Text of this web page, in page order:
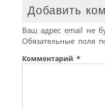
Добавить
Ваш адрес email не
Обязательные поля
Комментарий *